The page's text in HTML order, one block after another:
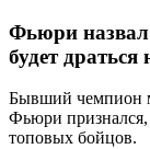
Фьюри назвал
будет драться
Бывший чемпион
Фьюри признался,
топовых бойцов.